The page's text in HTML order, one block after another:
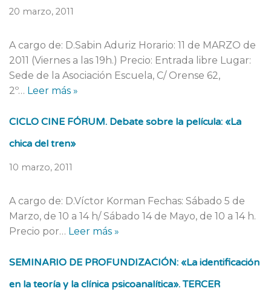
20 marzo, 2011
A cargo de: D.Sabin Aduriz Horario: 11 de MARZO de
2011 (Viernes a las 19h.) Precio: Entrada libre Lugar:
Sede de la Asociación Escuela, C/ Orense 62,
2º… Leer más »
CICLO CINE FÓRUM. Debate sobre la película: «La
chica del tren»
10 marzo, 2011
A cargo de: D.Víctor Korman Fechas: Sábado 5 de
Marzo, de 10 a 14 h/ Sábado 14 de Mayo, de 10 a 14 h.
Precio por… Leer más »
SEMINARIO DE PROFUNDIZACIÓN: «La identificación
en la teoría y la clínica psicoanalítica». TERCER